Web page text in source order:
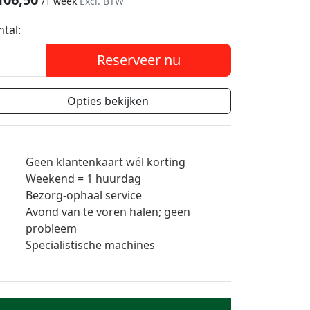
Reserveer nu
Opties bekijken
Geen klantenkaart wél korting
Weekend = 1 huurdag
Bezorg-ophaal service
Avond van te voren halen; geen
probleem
Specialistische machines